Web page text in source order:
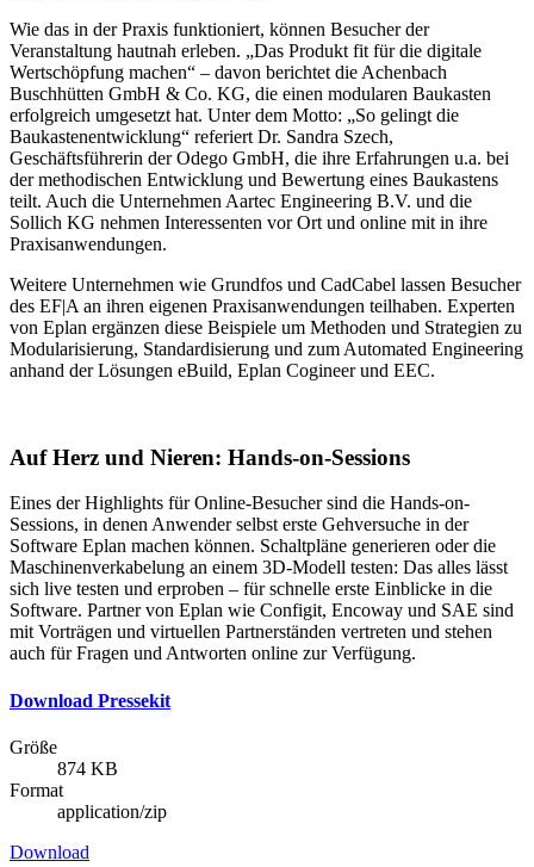
Wie das in der Praxis funktioniert, können Besucher der
Veranstaltung hautnah erleben. „Das Produkt fit für die digitale
Wertschöpfung machen“ – davon berichtet die Achenbach
Buschhütten GmbH & Co. KG, die einen modularen Baukasten
erfolgreich umgesetzt hat. Unter dem Motto: „So gelingt die
Baukastenentwicklung“ referiert Dr. Sandra Szech,
Geschäftsführerin der Odego GmbH, die ihre Erfahrungen u.a. bei
der methodischen Entwicklung und Bewertung eines Baukastens
teilt. Auch die Unternehmen Aartec Engineering B.V. und die
Sollich KG nehmen Interessenten vor Ort und online mit in ihre
Praxisanwendungen.
Weitere Unternehmen wie Grundfos und CadCabel lassen Besucher
des EF|A an ihren eigenen Praxisanwendungen teilhaben. Experten
von Eplan ergänzen diese Beispiele um Methoden und Strategien zu
Modularisierung, Standardisierung und zum Automated Engineering
anhand der Lösungen eBuild, Eplan Cogineer und EEC.
Auf Herz und Nieren: Hands-on-Sessions
Eines der Highlights für Online-Besucher sind die Hands-on-
Sessions, in denen Anwender selbst erste Gehversuche in der
Software Eplan machen können. Schaltpläne generieren oder die
Maschinenverkabelung an einem 3D-Modell testen: Das alles lässt
sich live testen und erproben – für schnelle erste Einblicke in die
Software. Partner von Eplan wie Configit, Encoway und SAE sind
mit Vorträgen und virtuellen Partnerständen vertreten und stehen
auch für Fragen und Antworten online zur Verfügung.
Download Pressekit
Größe
874 KB
Format
application/zip
Download